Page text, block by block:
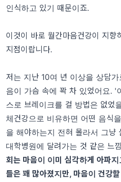
인식하고 있기 때문이죠.
이것이 바로 월간마음건강이 지
지점이랍니다.
저는 지난 10여 년 이상을 상담
음이 가슴 속에 꽉 차 있었어요. '
스로 브레이크를 걸 방법은 없었
체건강으로 비유하면 어떤 음식
을 해야하는지 전혀 몰라서 그냥
대학병원에 달려가는 것 같은 느
회는 마음이 이미 심각하게 아파
들은 꽤 많아졌지만, 마음이 건강